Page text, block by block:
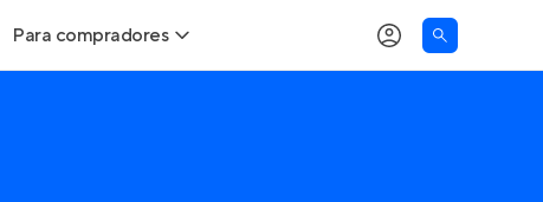
Para compradores